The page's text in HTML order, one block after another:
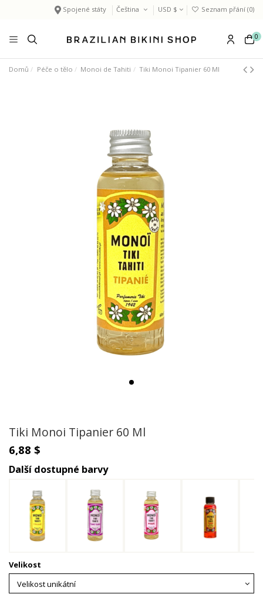
Spojené státy Čeština USD $ Seznam přání (0)
0
Domů Péče o tělo Monoi de Tahiti Tiki Monoi Tipanier 60 Ml
Tiki Monoi Tipanier 60 Ml
6,88 $
Další dostupné barvy
Velikost